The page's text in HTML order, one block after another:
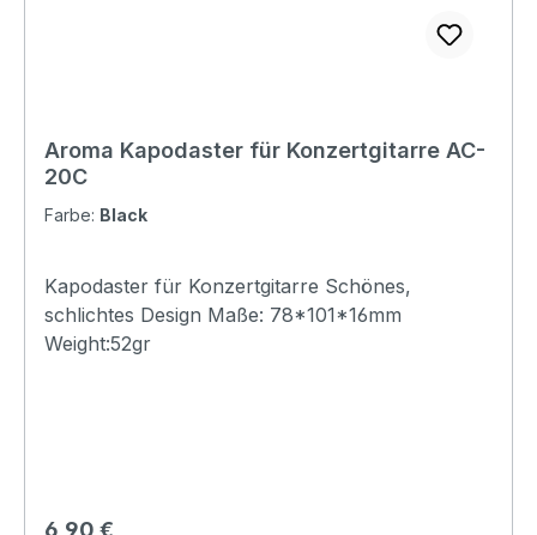
Aroma Kapodaster für Konzertgitarre AC-
20C
Farbe: Black
Kapodaster für Konzertgitarre Schönes,
schlichtes Design Maße: 78*101*16mm
Weight:52gr
Regulärer Preis:
6,90 €